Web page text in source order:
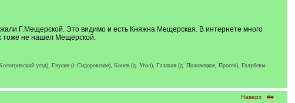
Г.Мещерской. Это видимо и есть Княжна Мещерская. В интернете много
тоже не нашел Мещерской.
уезд), Гнусин (с.Сидоровское), Конев (д. Угол), Галахов (д. Половецкое, Просек), Голубевы
Наверх ##